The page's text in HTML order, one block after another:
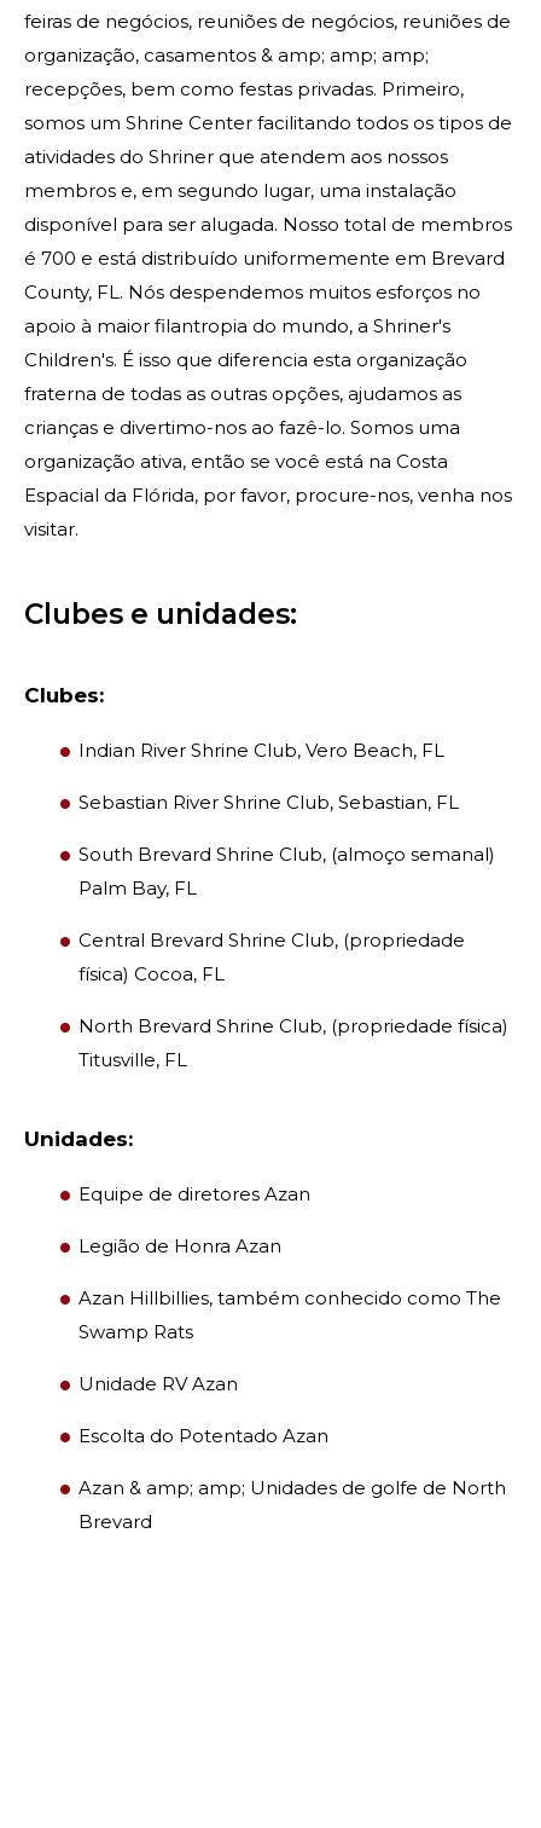
PROCURAR
LEADERSHIP
WOMEN IMPACTING CARE
feiras de negócios, reuniões de negócios, reuniões de
organização, casamentos & amp; amp; amp;
recepções, bem como festas privadas. Primeiro,
somos um Shrine Center facilitando todos os tipos de
atividades do Shriner que atendem aos nossos
membros e, em segundo lugar, uma instalação
disponível para ser alugada. Nosso total de membros
é 700 e está distribuído uniformemente em Brevard
County, FL. Nós despendemos muitos esforços no
apoio à maior filantropia do mundo, a Shriner's
Children's. É isso que diferencia esta organização
fraterna de todas as outras opções, ajudamos as
crianças e divertimo-nos ao fazê-lo. Somos uma
organização ativa, então se você está na Costa
Espacial da Flórida, por favor, procure-nos, venha nos
visitar.
Clubes e unidades:
Clubes:
Indian River Shrine Club, Vero Beach, FL
Sebastian River Shrine Club, Sebastian, FL
South Brevard Shrine Club, (almoço semanal)
Palm Bay, FL
Central Brevard Shrine Club, (propriedade
física) Cocoa, FL
North Brevard Shrine Club, (propriedade física)
Titusville, FL
Unidades:
Equipe de diretores Azan
Legião de Honra Azan
Azan Hillbillies, também conhecido como The
Swamp Rats
Unidade RV Azan
Escolta do Potentado Azan
Azan & amp; amp; Unidades de golfe de North
Brevard